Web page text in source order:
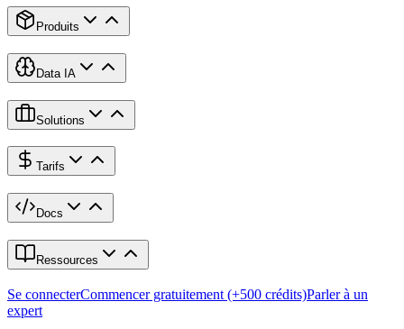
Produits
Data IA
Solutions
Tarifs
Docs
Ressources
Se connecterCommencer gratuitement (+500 crédits)Parler à un
expert